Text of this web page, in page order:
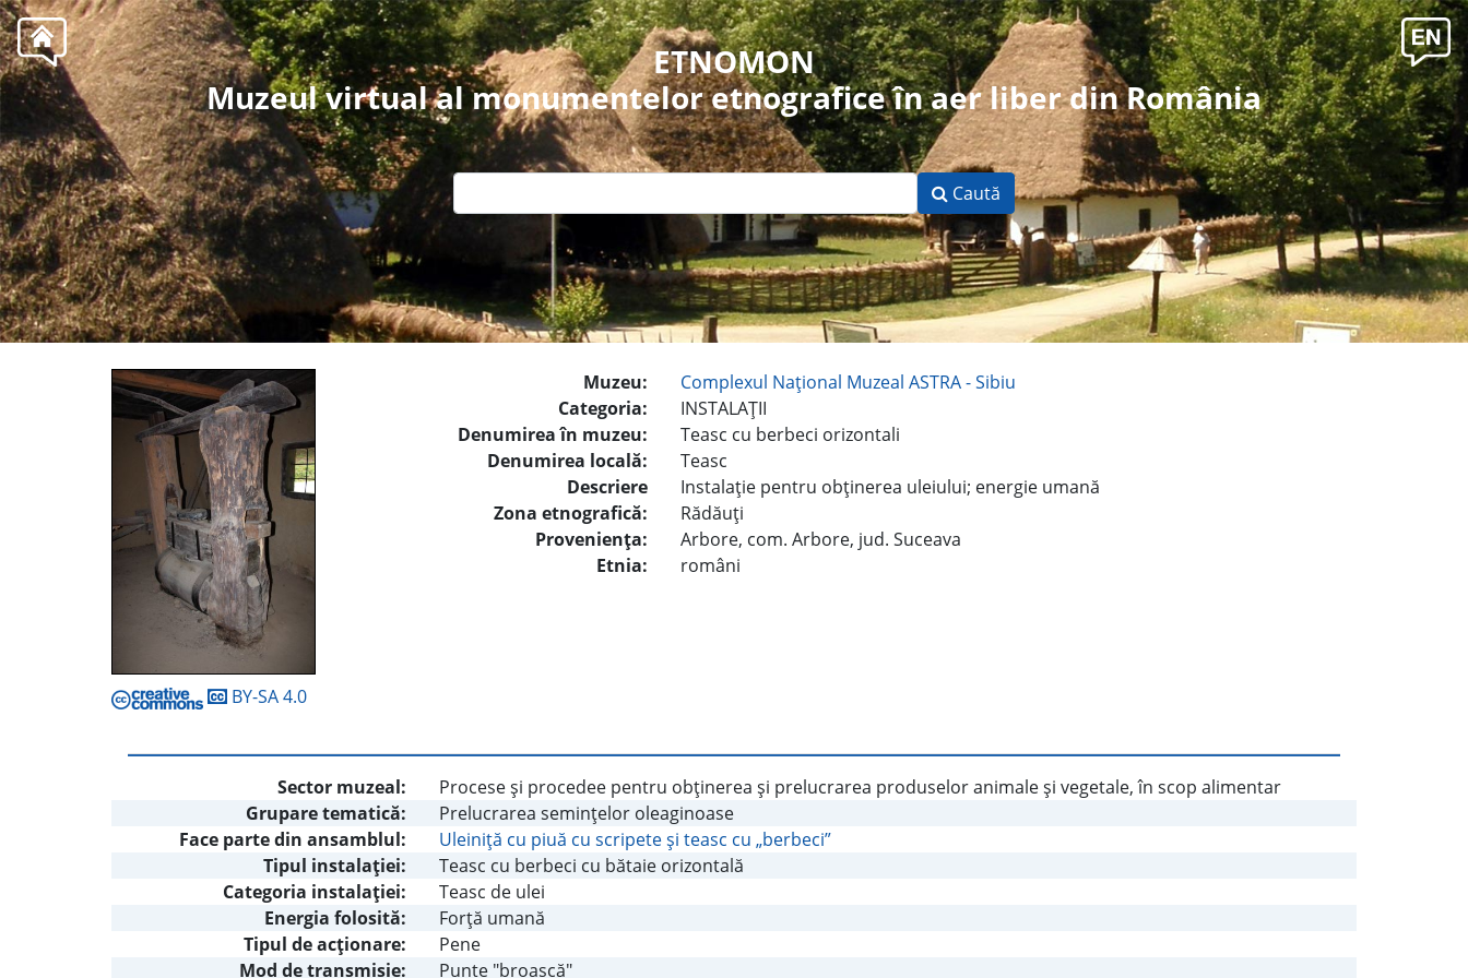
ETNOMON
Muzeul virtual al monumentelor etnografice în aer liber din România
Caută
BY-SA 4.0
Muzeu:
Complexul Naţional Muzeal ASTRA - Sibiu
Categoria:
INSTALAŢII
Denumirea în muzeu:
Teasc cu berbeci orizontali
Denumirea locală:
Teasc
Descriere
Instalaţie pentru obţinerea uleiului; energie umană
Zona etnografică:
Rădăuţi
Provenienţa:
Arbore, com. Arbore, jud. Suceava
Etnia:
români
Sector muzeal:
Procese şi procedee pentru obţinerea şi prelucrarea produselor animale şi vegetale, în scop alimentar
Grupare tematică:
Prelucrarea seminţelor oleaginoase
Face parte din ansamblul:
Uleiniţă cu piuă cu scripete şi teasc cu „berbeci”
Tipul instalaţiei:
Teasc cu berbeci cu bătaie orizontală
Categoria instalaţiei:
Teasc de ulei
Energia folosită:
Forţă umană
Tipul de acţionare:
Pene
Mod de transmisie:
Punte "broască"